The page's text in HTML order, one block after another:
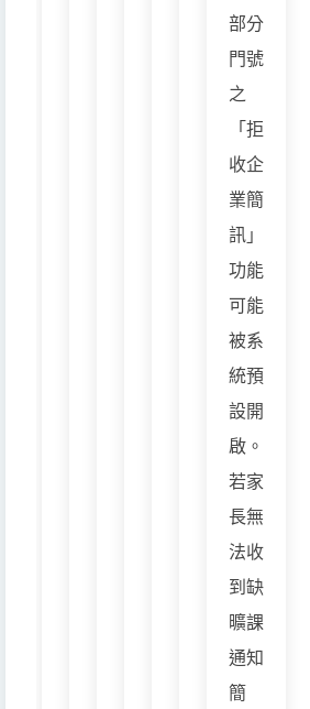
部分
門號
之
「拒
收企
業簡
訊」
功能
可能
被系
統預
設開
啟。
若家
長無
法收
到缺
曠課
通知
簡